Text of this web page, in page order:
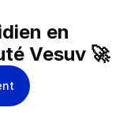
en
Vesuv 🚀